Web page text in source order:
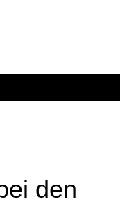
den